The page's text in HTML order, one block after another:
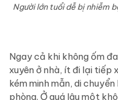
Người lớn tuổi dễ bị nhiễm
Ngay cả khi không ốm
xuyên ở nhà, ít đi lại tiếp
kém minh mẫn, di
phòng. Ở quá lâu một